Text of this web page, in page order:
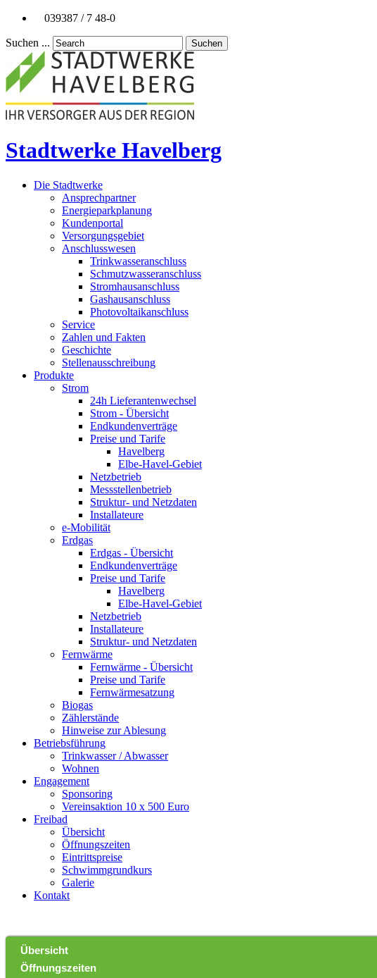
039387 / 7 48-0
Suchen ... Suchen
Stadtwerke Havelberg
Die Stadtwerke
Ansprechpartner
Energieparkplanung
Kundenportal
Versorgungsgebiet
Anschlusswesen
Trinkwasseranschluss
Schmutzwasseranschluss
Stromhausanschluss
Gashausanschluss
Photovoltaikanschluss
Service
Zahlen und Fakten
Geschichte
Stellenausschreibung
Produkte
Strom
24h Lieferantenwechsel
Strom - Übersicht
Endkundenverträge
Preise und Tarife
Havelberg
Elbe-Havel-Gebiet
Netzbetrieb
Messstellenbetrieb
Struktur- und Netzdaten
Installateure
e-Mobilität
Erdgas
Erdgas - Übersicht
Endkundenverträge
Preise und Tarife
Havelberg
Elbe-Havel-Gebiet
Netzbetrieb
Installateure
Struktur- und Netzdaten
Fernwärme
Fernwärme - Übersicht
Preise und Tarife
Fernwärmesatzung
Biogas
Zählerstände
Hinweise zur Ablesung
Betriebsführung
Trinkwasser / Abwasser
Wohnen
Engagement
Sponsoring
Vereinsaktion 10 x 500 Euro
Freibad
Übersicht
Öffnungszeiten
Eintrittspreise
Schwimmgrundkurs
Galerie
Kontakt
Übersicht
Öffnungszeiten